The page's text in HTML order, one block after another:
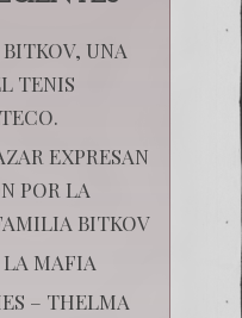
UNA
TENIS
EXPRESAN
POR LA
BITKOV
LA MAFIA
– THELMA